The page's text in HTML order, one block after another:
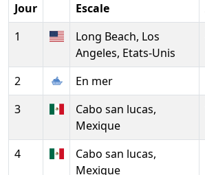
Jour Escale
1
Long Beach, Los
Angeles, Etats-Unis
2 En mer
3
Cabo san lucas,
Mexique
4
Cabo san lucas,
Mexique